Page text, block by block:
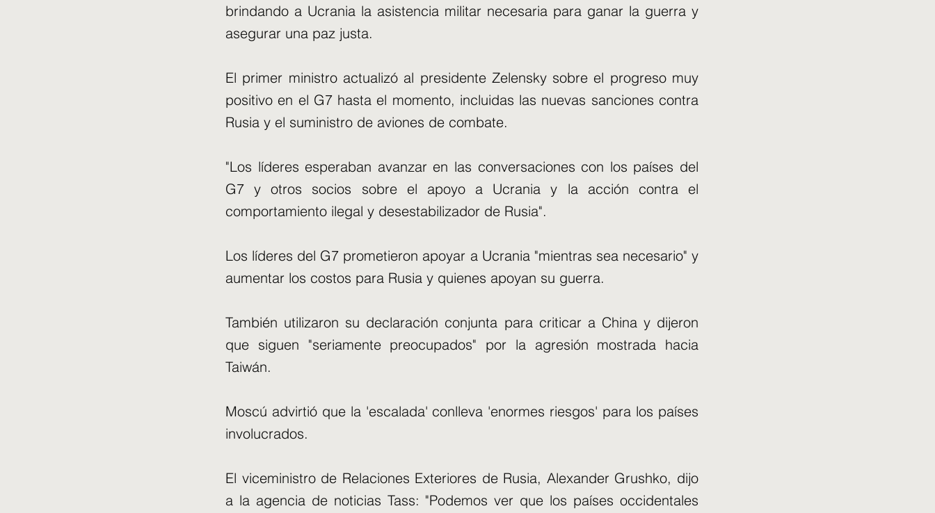
brindando a Ucrania la asistencia militar necesaria para ganar la guerra y
asegurar una paz justa.
El primer ministro actualizó al presidente Zelensky sobre el progreso muy
positivo en el G7 hasta el momento, incluidas las nuevas sanciones contra
Rusia y el suministro de aviones de combate.
"Los líderes esperaban avanzar en las conversaciones con los países del
G7 y otros socios sobre el apoyo a Ucrania y la acción contra el
comportamiento ilegal y desestabilizador de Rusia".
Los líderes del G7 prometieron apoyar a Ucrania "mientras sea necesario" y
aumentar los costos para Rusia y quienes apoyan su guerra.
También utilizaron su declaración conjunta para criticar a China y dijeron
que siguen "seriamente preocupados" por la agresión mostrada hacia
Taiwán.
Moscú advirtió que la 'escalada' conlleva 'enormes riesgos' para los países
involucrados.
El viceministro de Relaciones Exteriores de Rusia, Alexander Grushko, dijo
a la agencia de noticias Tass: "Podemos ver que los países occidentales